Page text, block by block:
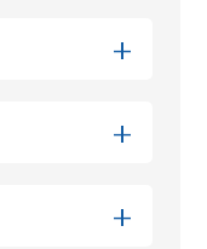
変わるまで
すので、ま
きっちり体
です
+
す。予めご
+
くる等は無+